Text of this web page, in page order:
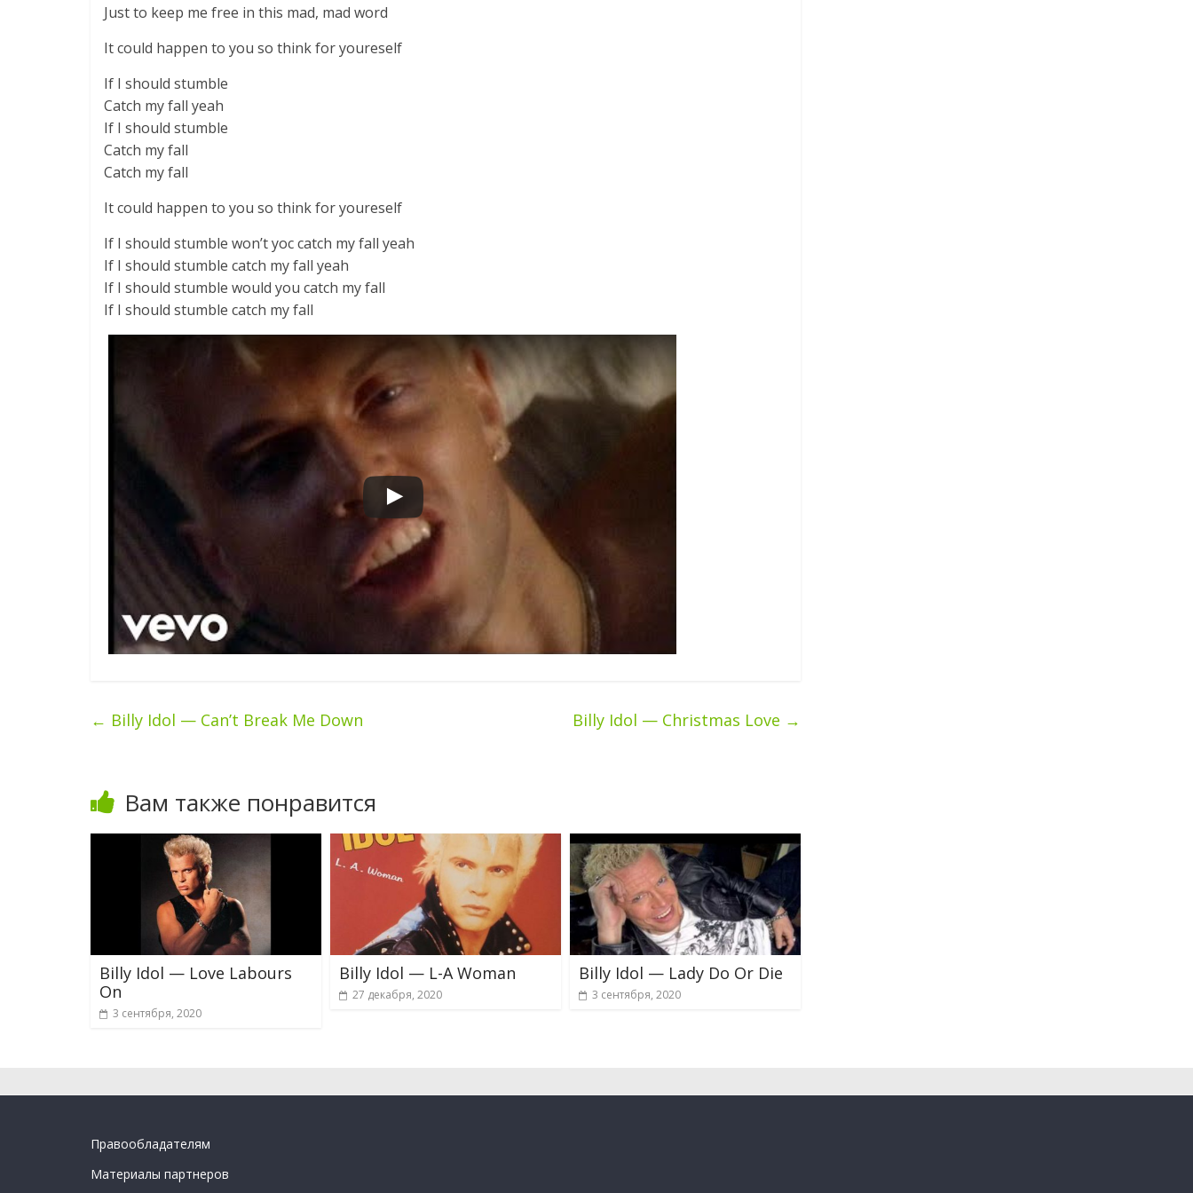
Just to keep me free in this mad, mad word
It could happen to you so think for youreself
If I should stumble
Catch my fall yeah
If I should stumble
Catch my fall
Catch my fall
It could happen to you so think for youreself
If I should stumble won’t yoc catch my fall yeah
If I should stumble catch my fall yeah
If I should stumble would you catch my fall
If I should stumble catch my fall
← Billy Idol — Can’t Break Me Down Billy Idol — Christmas Love →
Вам также понравится
Billy Idol — Love Labours
On
3 сентября, 2020
Billy Idol — L-A Woman
27 декабря, 2020
Billy Idol — Lady Do Or Die
3 сентября, 2020
Правообладателям
Материалы партнеров